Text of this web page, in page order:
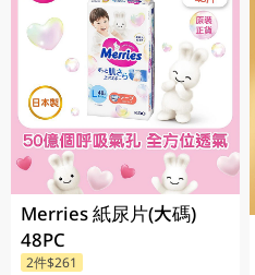
Merries 紙尿片(大碼)
48PC
2件$261